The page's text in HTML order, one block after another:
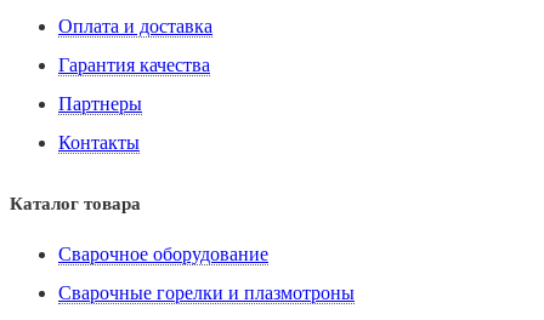
Оплата и доставка
Гарантия качества
Партнеры
Контакты
Каталог товара
Сварочное оборудование
Сварочные горелки и плазмотроны